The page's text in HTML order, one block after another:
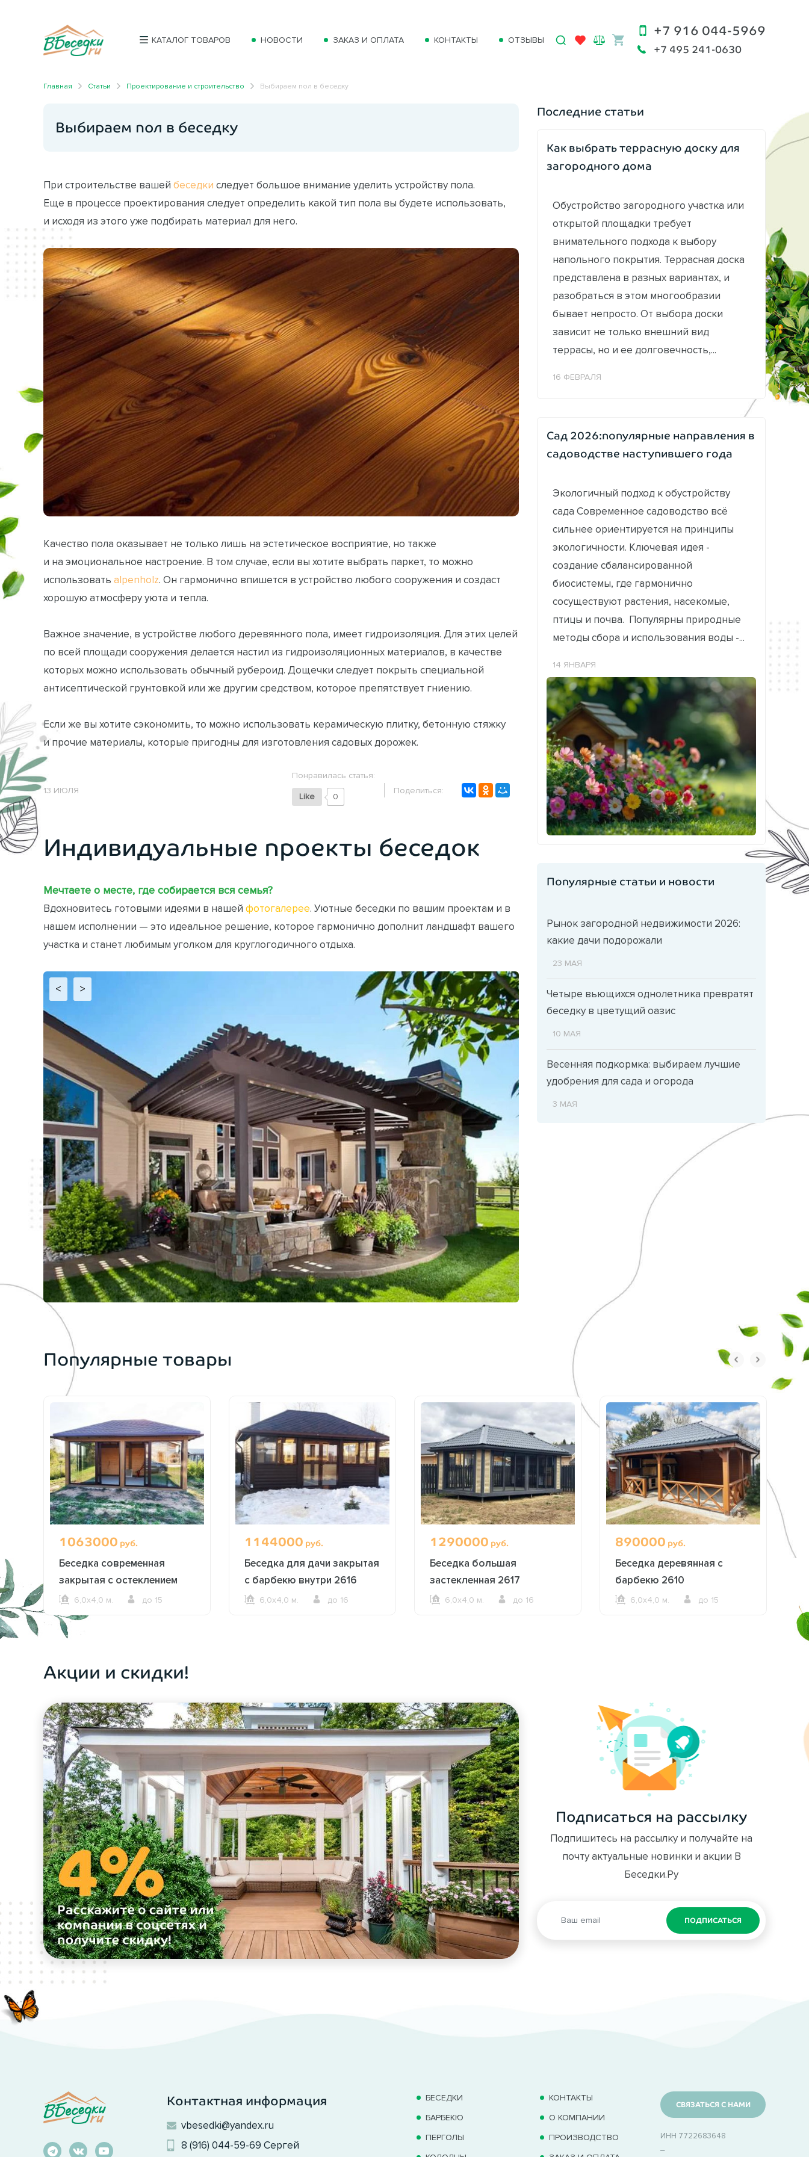
КАТАЛОГ ТОВАРОВ НОВОСТИ ЗАКАЗ И ОПЛАТА КОНТАКТЫ ОТЗЫВЫ
+7 916 044-5969
+7 495 241-0630
Главная Статьи Проектирование и строительство Выбираем пол в беседку
Выбираем пол в беседку
При строительстве вашей беседки следует большое внимание уделить устройству пола.
Еще в процессе проектирования следует определить какой тип пола вы будете использовать,
и исходя из этого уже подбирать материал для него.
Качество пола оказывает не только лишь на эстетическое восприятие, но также
и на эмоциональное настроение. В том случае, если вы хотите выбрать паркет, то можно
использовать alpenholz. Он гармонично впишется в устройство любого сооружения и создаст
хорошую атмосферу уюта и тепла.
Важное значение, в устройстве любого деревянного пола, имеет гидроизоляция. Для этих целей
по всей площади сооружения делается настил из гидроизоляционных материалов, в качестве
которых можно использовать обычный рубероид. Дощечки следует покрыть специальной
антисептической грунтовкой или же другим средством, которое препятствует гниению.
Если же вы хотите сэкономить, то можно использовать керамическую плитку, бетонную стяжку
и прочие материалы, которые пригодны для изготовления садовых дорожек.
13 ИЮЛЯ
Понравилась статья:
Like 0
Поделиться:
Индивидуальные проекты беседок
Мечтаете о месте, где собирается вся семья?
Вдохновитесь готовыми идеями в нашей фотогалерее. Уютные беседки по вашим проектам и в
нашем исполнении — это идеальное решение, которое гармонично дополнит ландшафт вашего
участка и станет любимым уголком для круглогодичного отдыха.
< >
Последние статьи
Как выбрать террасную доску для
загородного дома
Обустройство загородного участка или
открытой площадки требует
внимательного подхода к выбору
напольного покрытия. Террасная доска
представлена в разных вариантах, и
разобраться в этом многообразии
бывает непросто. От выбора доски
зависит не только внешний вид
террасы, но и ее долговечность,...
16 ФЕВРАЛЯ
Сад 2026:популярные направления в
садоводстве наступившего года
Экологичный подход к обустройству
сада Современное садоводство всё
сильнее ориентируется на принципы
экологичности. Ключевая идея -
создание сбалансированной
биосистемы, где гармонично
сосуществуют растения, насекомые,
птицы и почва. Популярны природные
методы сбора и использования воды -...
14 ЯНВАРЯ
Популярные статьи и новости
Рынок загородной недвижимости 2026:
какие дачи подорожали
23 МАЯ
Четыре вьющихся однолетника превратят
беседку в цветущий оазис
10 МАЯ
Весенняя подкормка: выбираем лучшие
удобрения для сада и огорода
3 МАЯ
Популярные товары
1063000 руб.
Беседка современная
закрытая с остеклением
26156,0х4,0 м. до 15
1144000 руб.
Беседка для дачи закрытая
с барбекю внутри 2616
6,0х4,0 м. до 16
1290000 руб.
Беседка большая
застекленная 2617
6,0х4,0 м. до 16
890000 руб.
Беседка деревянная с
барбекю 2610
6,0х4,0 м. до 15
Акции и скидки!
Подписаться на рассылку
Подпишитесь на рассылку и получайте на
почту актуальные новинки и акции В
Беседки.Ру
ПОДПИСАТЬСЯ
Контактная информация
vbesedki@yandex.ru
8 (916) 044-59-69 Сергей
БЕСЕДКИ
БАРБЕКЮ
ПЕРГОЛЫ
КОНТАКТЫ
О КОМПАНИИ
ПРОИЗВОДСТВО
СВЯЗАТЬСЯ С НАМИ
ИНН 7722683648